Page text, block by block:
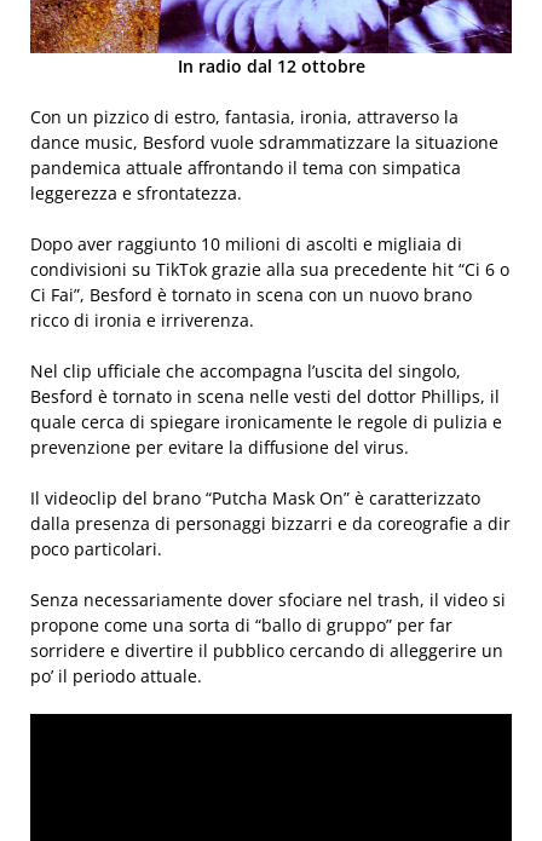
In radio dal 12 ottobre
Con un pizzico di estro, fantasia, ironia, attraverso la
dance music, Besford vuole sdrammatizzare la situazione
pandemica attuale affrontando il tema con simpatica
leggerezza e sfrontatezza.
Dopo aver raggiunto 10 milioni di ascolti e migliaia di
condivisioni su TikTok grazie alla sua precedente hit “Ci 6 o
Ci Fai”, Besford è tornato in scena con un nuovo brano
ricco di ironia e irriverenza.
Nel clip ufficiale che accompagna l’uscita del singolo,
Besford è tornato in scena nelle vesti del dottor Phillips, il
quale cerca di spiegare ironicamente le regole di pulizia e
prevenzione per evitare la diffusione del virus.
Il videoclip del brano “Putcha Mask On” è caratterizzato
dalla presenza di personaggi bizzarri e da coreografie a dir
poco particolari.
Senza necessariamente dover sfociare nel trash, il video si
propone come una sorta di “ballo di gruppo” per far
sorridere e divertire il pubblico cercando di alleggerire un
po’ il periodo attuale.